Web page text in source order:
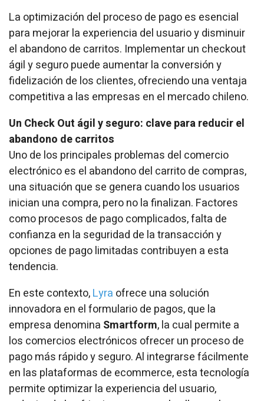
La optimización del proceso de pago es esencial
para mejorar la experiencia del usuario y disminuir
el abandono de carritos. Implementar un checkout
ágil y seguro puede aumentar la conversión y
fidelización de los clientes, ofreciendo una ventaja
competitiva a las empresas en el mercado chileno.
Un Check Out ágil y seguro: clave para reducir el
abandono de carritos
Uno de los principales problemas del comercio
electrónico es el abandono del carrito de compras,
una situación que se genera cuando los usuarios
inician una compra, pero no la finalizan. Factores
como procesos de pago complicados, falta de
confianza en la seguridad de la transacción y
opciones de pago limitadas contribuyen a esta
tendencia.
En este contexto,Lyra ofrece una solución
innovadora en el formulario de pagos, que la
empresa denomina Smartform, la cual permite a
los comercios electrónicos ofrecer un proceso de
pago más rápido y seguro. Al integrarse fácilmente
en las plataformas de ecommerce, esta tecnología
permite optimizar la experiencia del usuario,